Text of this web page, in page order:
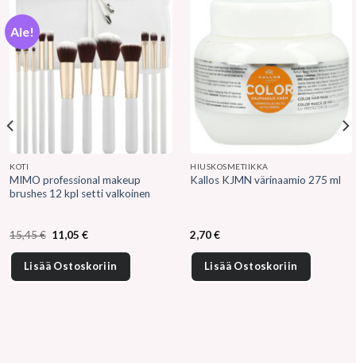
Ale!
KOTI
MIMO professional makeup
brushes 12 kpl setti valkoinen
15,45€ Alkuperäinen
hinta
oli:
15,45 €.
11,05€Nykyinen
on:
11,05 €.
Lisää Ostoskoriin
HIUSKOSMETIIKKA
Kallos KJMN värinaamio 275 ml
2,70€
Lisää Ostoskoriin